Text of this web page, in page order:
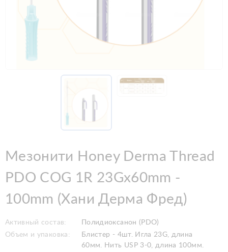
Мезонити Honey Derma Thread
PDO COG 1R 23Gx60mm -
100mm (Хани Дерма Фред)
Активный состав:
Полидиоксанон (PDO)
Объем и упаковка:
Блистер - 4шт. Игла 23G, длина
60мм. Нить USP 3-0, длина 100мм.